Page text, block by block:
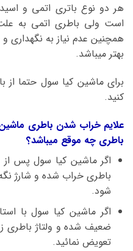
هر دو نوع باتری اتمی و
است ولی باطری اتمی به
همچنین عدم نیاز به نگهداری
بهتر میباشد.
برای ماشین کیا سول حتما از
کنید.
علایم خراب شدن باطری
باطری چه موقع میباشد؟
اگر ماشین کیا سول پس از
باطری خراب شده و شارژ
شود.
اگر ماشین کیا سول با
تعویض نمائید.